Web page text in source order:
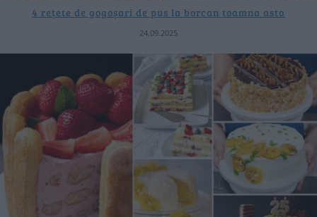
4 rețete de gogoșari de pus la borcan toamna asta
24.09.2025